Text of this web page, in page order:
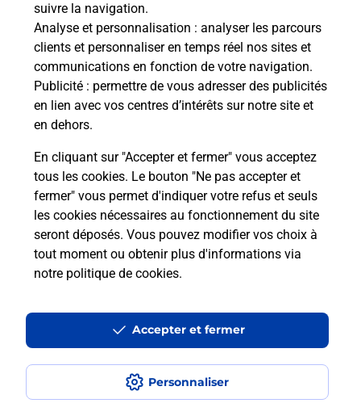
suivre la navigation.
Analyse et personnalisation : analyser les parcours
clients et personnaliser en temps réel nos sites et
communications en fonction de votre navigation.
Publicité : permettre de vous adresser des publicités
en lien avec vos centres d’intérêts sur notre site et
en dehors.
En cliquant sur "Accepter et fermer" vous acceptez
tous les cookies. Le bouton "Ne pas accepter et
fermer" vous permet d'indiquer votre refus et seuls
les cookies nécessaires au fonctionnement du site
seront déposés. Vous pouvez modifier vos choix à
tout moment ou obtenir plus d'informations via
notre politique de cookies.
Personnaliser
Accepter et fermer
Ouvert 24h/24
En savoir plus
TOCQUEVILLE LES MURS
L EPICERIE NORMANDE TOCQUEVILLE LES MURS
Accessibilité : partiellement conforme
Conditions contractuelles
Mentions légales